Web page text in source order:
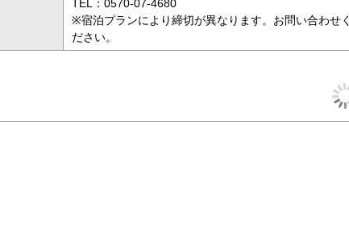
TEL：0570-07-4680
※宿泊プランにより締切が異なります。お問い合わせく
ださい。